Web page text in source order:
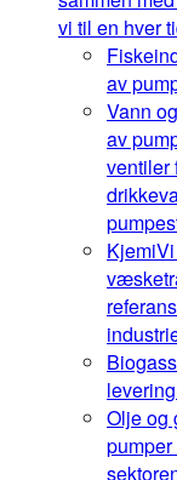
vi til en hver
av
Vann
av
ventiler
Kjemi
Biogass
Olje og